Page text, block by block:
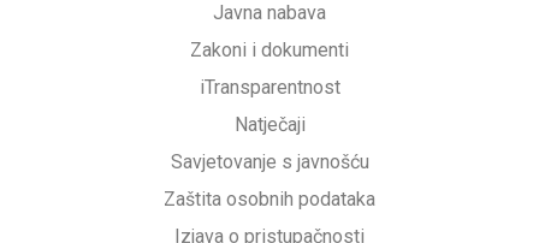
Javna nabava
Zakoni i dokumenti
iTransparentnost
Natječaji
Savjetovanje s javnošću
Zaštita osobnih podataka
Izjava o pristupačnosti